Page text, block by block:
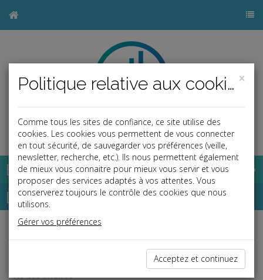
Base documentaire
Dépêches
Liste des dernières dépêches
×
Politique relative aux cookies
Comme tous les sites de confiance, ce site utilise des
cookies. Les cookies vous permettent de vous connecter
en tout sécurité, de sauvegarder vos préférences (veille,
newsletter, recherche, etc.). Ils nous permettent également
de mieux vous connaitre pour mieux vous servir et vous
proposer des services adaptés à vos attentes. Vous
conserverez toujours le contrôle des cookies que nous
utilisons.
Gérer vos préférences
Acceptez et continuez